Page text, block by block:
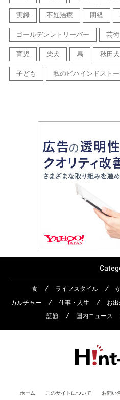
実録 不妊治療 閉経
ゴールデンレトリーバー 芸術
育児 柴犬 馬 秋田犬
子ども 私のビハインドスト
食 ライフスタイル
カルチャー
仕事・人生 お
話題
国内ニュース
ホーム このサイトについて お問い